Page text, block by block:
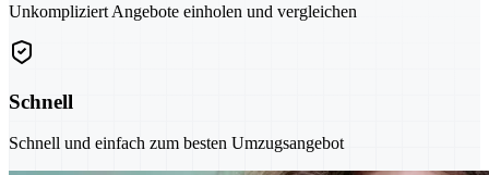
Unkompliziert Angebote einholen und vergleichen
Schnell
Schnell und einfach zum besten Umzugsangebot